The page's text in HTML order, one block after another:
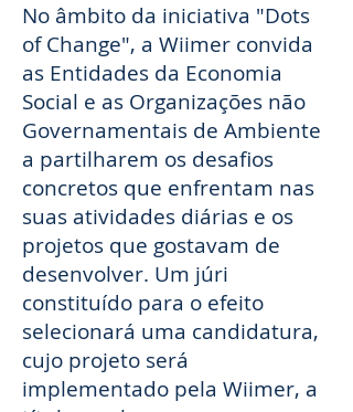
No âmbito da iniciativa "Dots
of Change", a Wiimer convida
as Entidades da Economia
Social e as Organizações não
Governamentais de Ambiente
a partilharem os desafios
concretos que enfrentam nas
suas atividades diárias e os
projetos que gostavam de
desenvolver. Um júri
constituído para o efeito
selecionará uma candidatura,
cujo projeto será
implementado pela Wiimer, a